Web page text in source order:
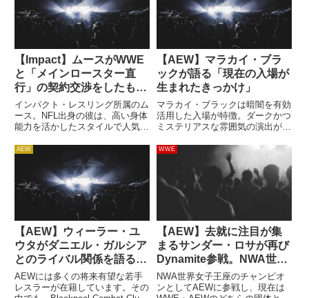
【Impact】ムースがWWE
と「メインロースター直
行」の契約交渉をしたもの
の、破談していたことが明
らかに
インパクト・レスリング所属のム
ース。NFL出身の彼は、高い身体
能力を活かしたスタイルで人気を
アメリカ大会に参戦することもあ
り、2021年8月の石井智宏戦は絶
品でした。2021年、彼は決断の
時を向かえていました。...
【AEW】マラカイ・ブラ
ックが語る「現在の入場が
生まれたきっかけ」
マラカイ・ブラックは暗闇を有効
活用した入場が特徴。ダークかつ
ミステリアスな雰囲気の演出が見
まれたのでしょうか。Podcast番
組「AEW Unrestricted」にゲスト
出演した彼はその経緯を語りまし
た。彼が...
AEW
【AEW】ウィーラー・ユ
ウタがダニエル・ガルシア
とのライバル関係を語る。
「本当に楽しい。俺たちは
よく似てるんだ」
AEWには多くの将来有望な若手
レスラーが在籍しています。その
WWE
【AEW】去就に注目が集
まるサンダー・ロサが再び
Dynamite参戦。NWA世界
女子王座に挑戦
NWA世界女子王座のチャンピオ
ンとしてAEWに参戦し、現在は